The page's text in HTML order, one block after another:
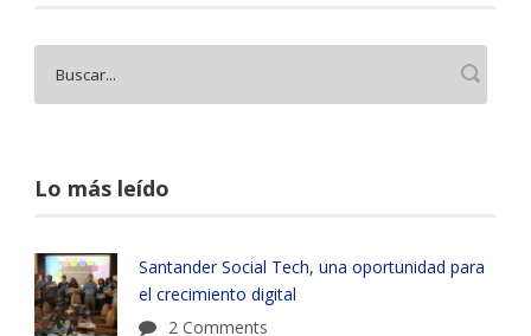
Lo más leído
Santander Social Tech, una oportunidad para
el crecimiento digital
2 Comments